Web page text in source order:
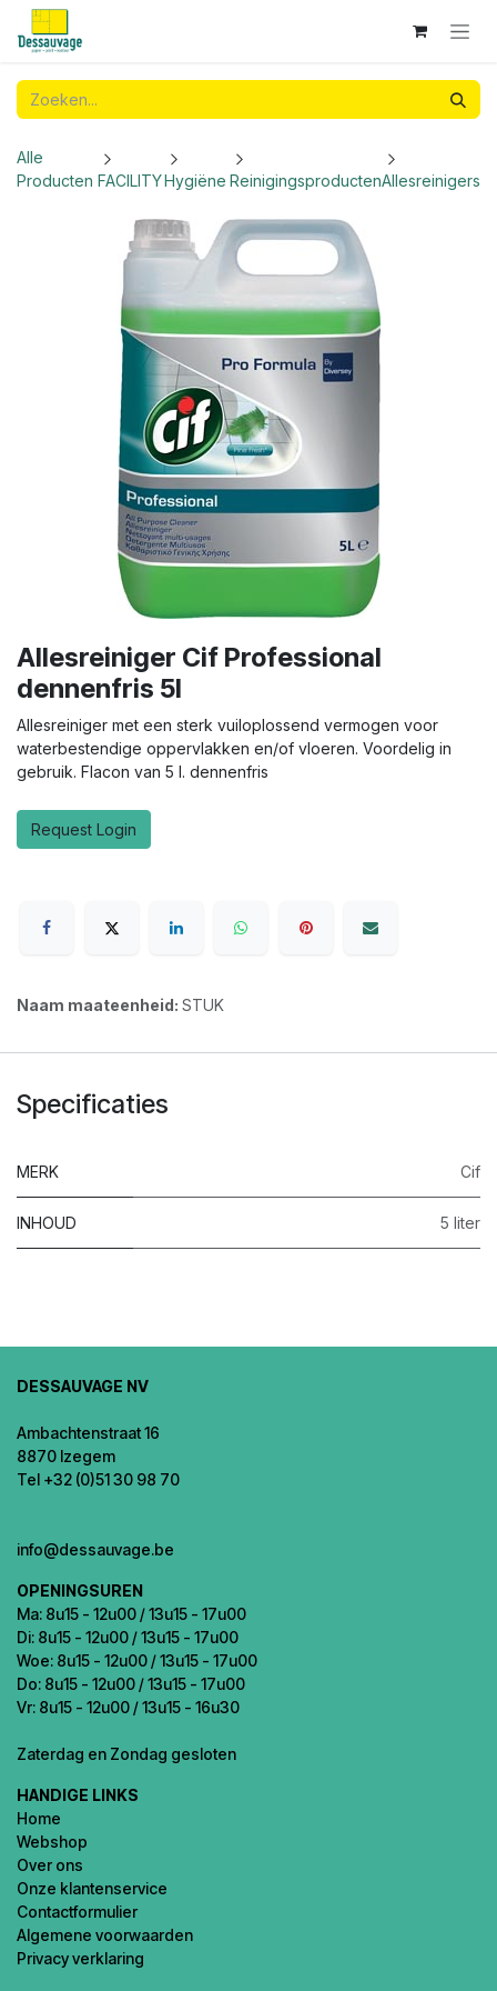
Overslaan naar inhoud
Alle
Producten FACILITYHygiëne ReinigingsproductenAllesreinigers
Allesreiniger Cif Professional
dennenfris 5l
Allesreiniger met een sterk vuiloplossend vermogen voor
waterbestendige oppervlakken en/of vloeren. Voordelig in
gebruik. Flacon van 5 l. dennenfris
Request Login
Naam maateenheid: STUK
Specificaties
MERK Cif
INHOUD 5 liter
DESSAUVAGE NV
Ambachtenstraat 16
8870 Izegem
Tel +32 (0)51 30 98 70
info@dessauvage.be
OPENINGSUREN
Ma: 8u15 - 12u00 / 13u15 - 17u00
Di: 8u15 - 12u00 / 13u15 - 17u00
Woe: 8u15 - 12u00 / 13u15 - 17u00
Do: 8u15 - 12u00 / 13u15 - 17u00
Vr: 8u15 - 12u00 / 13u15 - 16u30
Zaterdag en Zondag gesloten
HANDIGE LINKS
Home
Webshop
Over ons
Onze klantenservice
Contactformulier
Algemene voorwaarden
Privacy verklaring